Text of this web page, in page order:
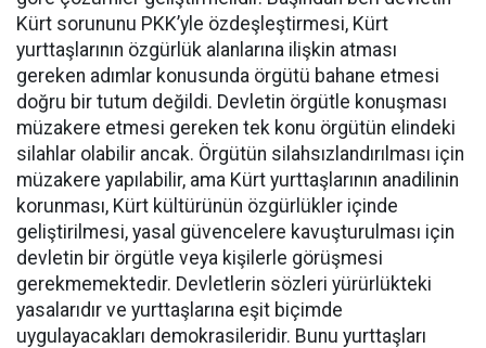
Kürt sorununu PKK’yle özdeşleştirmesi, Kürt
yurttaşlarının özgürlük alanlarına ilişkin atması
gereken adımlar konusunda örgütü bahane etmesi
doğru bir tutum değildi. Devletin örgütle konuşması
müzakere etmesi gereken tek konu örgütün elindeki
silahlar olabilir ancak. Örgütün silahsızlandırılması için
müzakere yapılabilir, ama Kürt yurttaşlarının anadilinin
korunması, Kürt kültürünün özgürlükler içinde
geliştirilmesi, yasal güvencelere kavuşturulması için
devletin bir örgütle veya kişilerle görüşmesi
gerekmemektedir. Devletlerin sözleri yürürlükteki
yasalarıdır ve yurttaşlarına eşit biçimde
uygulayacakları demokrasileridir. Bunu yurttaşları